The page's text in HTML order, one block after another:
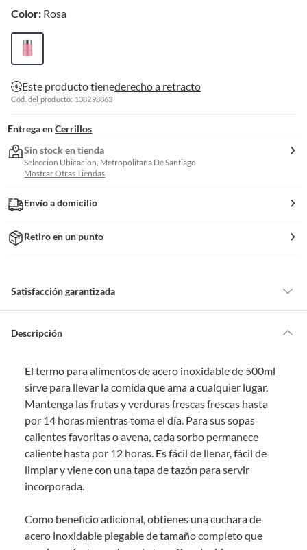
Color: Rosa
Este producto tienederecho a retracto
Cód. del producto: 138298863
Entrega en Cerrillos
Sin stock en tienda
Seleccion Ubicacion, Metropolitana De Santiago
Mostrar Otras Tiendas
Envío a domicilio
Retiro en un punto
Satisfacción garantizada
de la compra.
comprado por internet y que hay ciertas categorías que no tienen este
derecho:
Productos que, por su naturaleza, no puedan ser devueltos,
puedan deteriorarse o caducar con rapidez.
Confeccionados a la medida.
De uso personal.
En sodimac.cl te damos30 días desde que recibes el producto
estar en perfecto estado, con todas sus etiquetas y sin uso, tal como te lo
Productos digitales que se entregan a través de una descarga
electrónica, por ejemplo, cupones de experiencia o programas
Descripción
El termo para alimentos de acero inoxidable de 500ml
sirve para llevar la comida que ama a cualquier lugar.
Mantenga las frutas y verduras frescas frescas hasta
por 14 horas mientras toma el día. Para sus sopas
calientes favoritas o avena, cada sorbo permanece
caliente hasta por 12 horas. Es fácil de llenar, fácil de
limpiar y viene con una tapa de tazón para servir
incorporada.
Como beneficio adicional, obtienes una cuchara de
acero inoxidable plegable de tamaño completo que